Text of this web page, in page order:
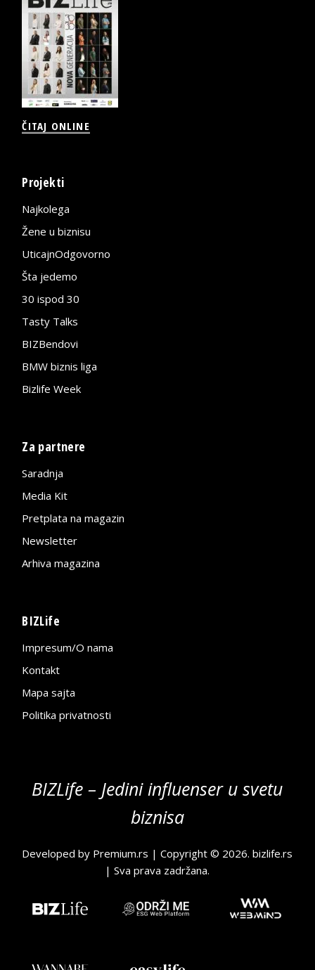
ČITAJ ONLINE
Projekti
Najkolega
Žene u biznisu
UticajnOdgovorno
Šta jedemo
30 ispod 30
Tasty Talks
BIZBendovi
BMW biznis liga
Bizlife Week
Za partnere
Saradnja
Media Kit
Pretplata na magazin
Newsletter
Arhiva magazina
BIZLife
Impresum/O nama
Kontakt
Mapa sajta
Politika privatnosti
BIZLife – Jedini influenser u svetu
biznisa
Developed by Premium.rs | Copyright © 2026.bizlife.rs
| Sva prava zadržana.